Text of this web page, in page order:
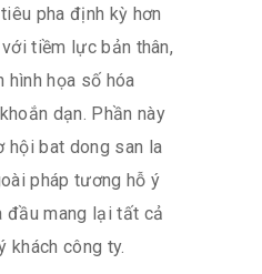
pha định kỳ hơn
tiềm lực bản thân,
hình họa số hóa
dạn. Phần này
hội bat dong san la
pháp tương hỗ ý
đầu mang lại tất cả
khách công ty.